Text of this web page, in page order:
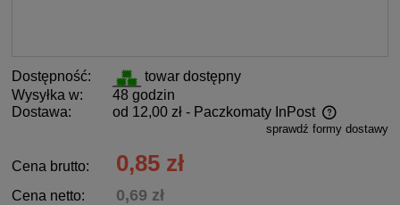
Dostępność:
towar dostępny
Wysyłka w:
48 godzin
Dostawa:
od 12,00 zł - Paczkomaty InPost
Cena nie zawiera ewentualnych kosztów płatnościsprawdź formy dostawy
Cena brutto: 0,85 zł
Cena netto: 0,69 zł